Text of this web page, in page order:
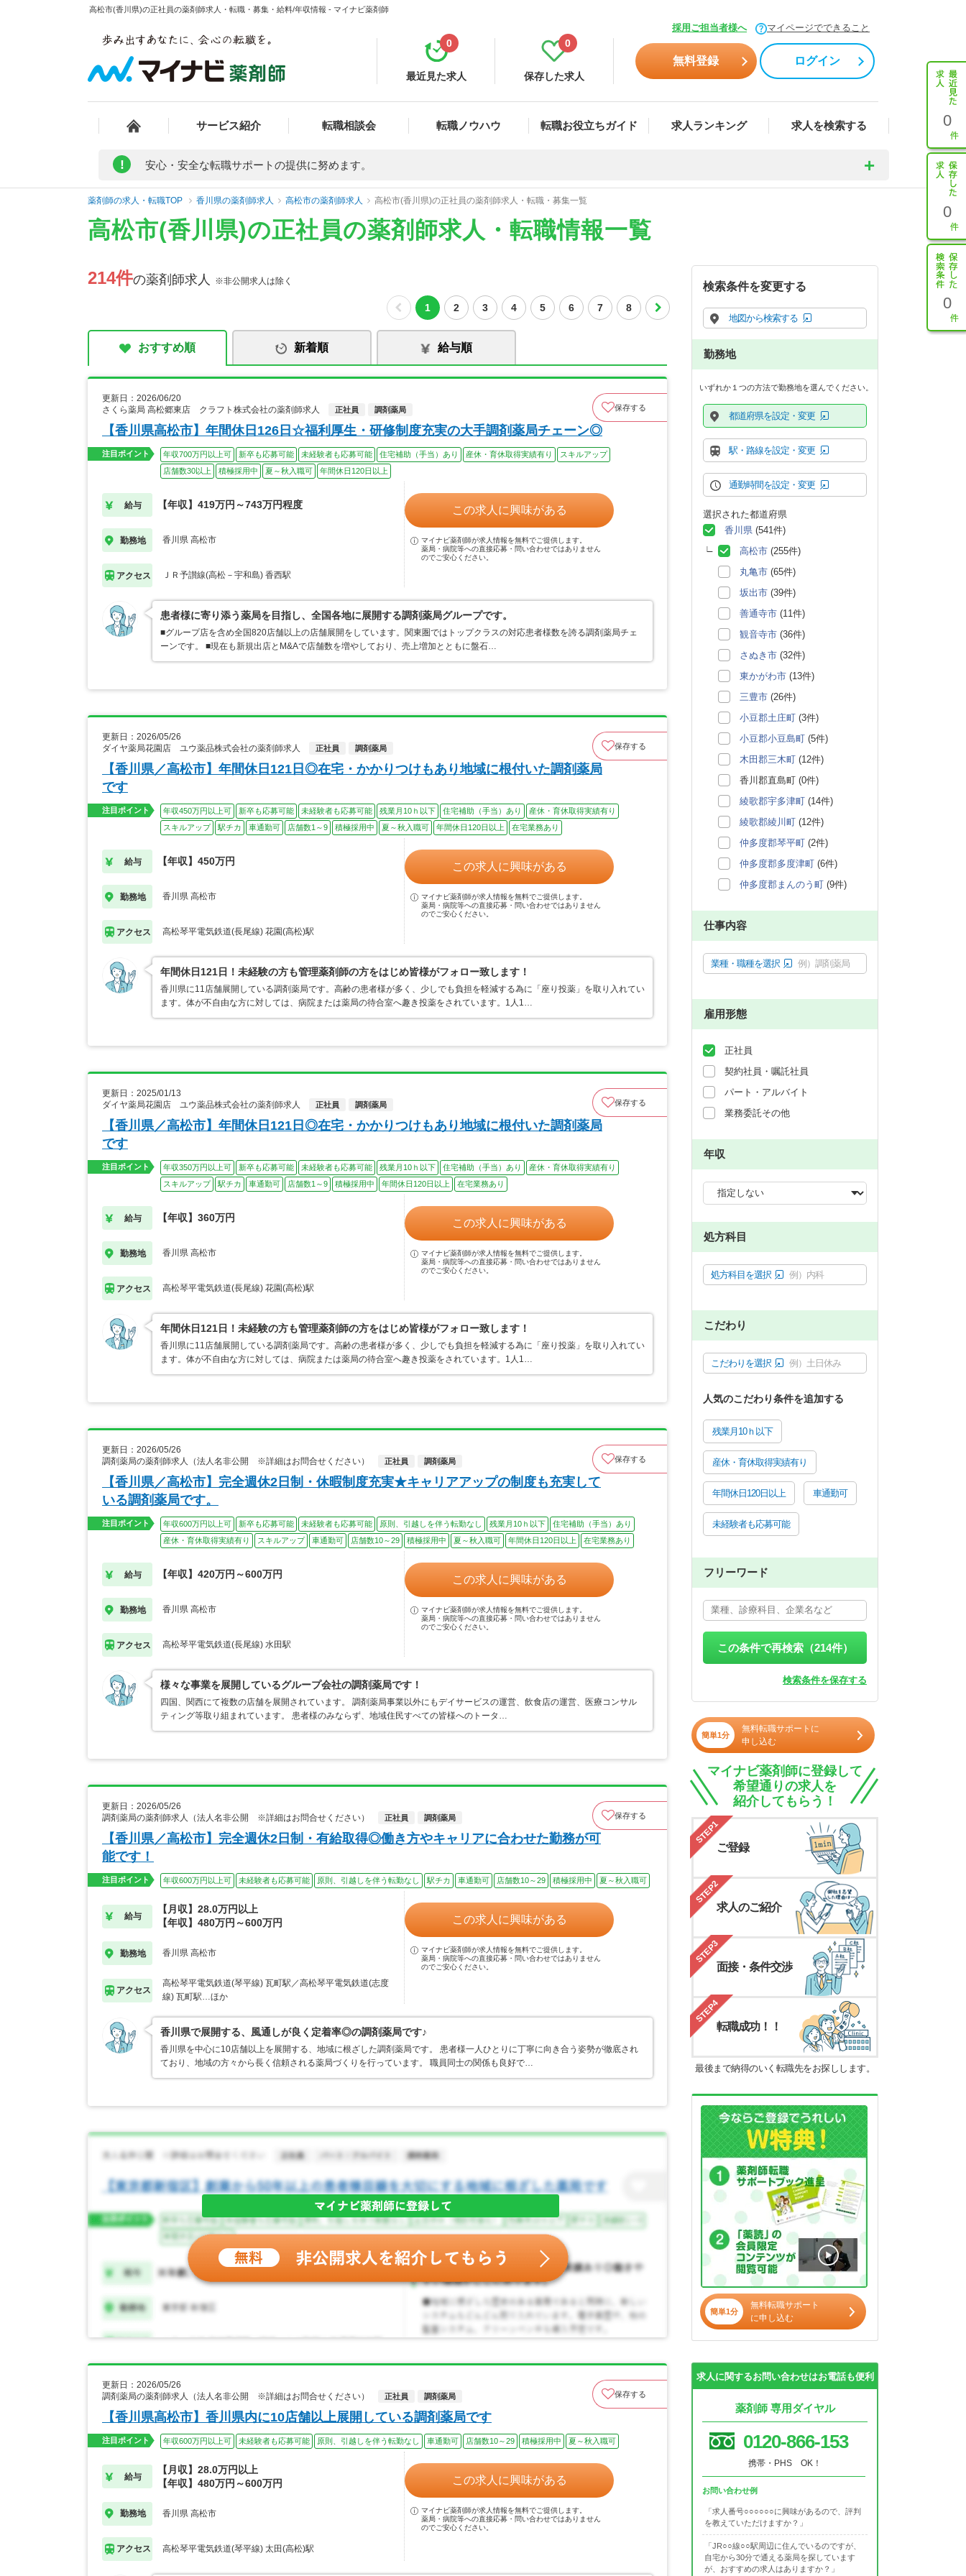
高松市(香川県)の正社員の薬剤師求人・転職・募集・給料/年収情報 - マイナビ薬剤師
採用ご担当者様へ マイページでできること
最近見た求人
0
保存した求人
0
無料登録 ログイン
サービス紹介 転職相談会 転職ノウハウ 転職お役立ちガイド 求人ランキング 求人を検索する 0
0
0
! 安心・安全な転職サポートの提供に努めます。
薬剤師の求人・転職TOP 香川県の薬剤師求人 高松市の薬剤師求人 高松市(香川県)の正社員の薬剤師求人・転職・募集一覧
高松市(香川県)の正社員の薬剤師求人・転職情報一覧
214件の薬剤師求人 ※非公開求人は除く
1 2 3 4 5 6 7 8
おすすめ順 新着順 給与順
更新日：2026/06/20
さくら薬局 高松郷東店 クラフト株式会社の薬剤師求人
正社員 調剤薬局 保存する
【香川県高松市】年間休日126日☆福利厚生・研修制度充実の大手調剤薬局チェーン◎
注目ポイント 年収700万円以上可 新卒も応募可能 未経験者も応募可能 住宅補助（手当）あり 産休・育休取得実績有り
スキルアップ
店舗数30以上
積極採用中 夏～秋入職可 年間休日120日以上
給与 【年収】419万円～743万円程度
勤務地 香川県 高松市
アクセス ＪＲ予讃線(高松－宇和島) 香西駅
この求人に興味がある
マイナビ薬剤師が求人情報を無料でご提供します。
薬局・病院等への直接応募・問い合わせではありません
のでご安心ください。
患者様に寄り添う薬局を目指し、全国各地に展開する調剤薬局グループです。
■グループ店を含め全国820店舗以上の店舗展開をしています。関東圏ではトップクラスの対応患者様数を誇る調剤薬局チェ
ーンです。 ■現在も新規出店とM&Aで店舗数を増やしており、売上増加とともに盤石…
更新日：2026/05/26
ダイヤ薬局花園店 ユウ薬品株式会社の薬剤師求人
正社員 調剤薬局 保存する
【香川県／高松市】年間休日121日◎在宅・かかりつけもあり地域に根付いた調剤薬局
です
注目ポイント 年収450万円以上可 新卒も応募可能 未経験者も応募可能 残業月10ｈ以下 住宅補助（手当）あり
産休・育休取得実績有り
スキルアップ
駅チカ 車通勤可 店舗数1～9 積極採用中 夏～秋入職可 年間休日120日以上 在宅業務あり
給与 【年収】450万円
勤務地 香川県 高松市
アクセス 高松琴平電気鉄道(長尾線) 花園(高松)駅
この求人に興味がある
マイナビ薬剤師が求人情報を無料でご提供します。
薬局・病院等への直接応募・問い合わせではありません
のでご安心ください。
年間休日121日！未経験の方も管理薬剤師の方をはじめ皆様がフォロー致します！
香川県に11店舗展開している調剤薬局です。高齢の患者様が多く、少しでも負担を軽減する為に「座り投薬」を取り入れてい
ます。体が不自由な方に対しては、病院または薬局の待合室へ趣き投薬をされています。1人1…
更新日：2025/01/13
ダイヤ薬局花園店 ユウ薬品株式会社の薬剤師求人
正社員 調剤薬局 保存する
【香川県／高松市】年間休日121日◎在宅・かかりつけもあり地域に根付いた調剤薬局
です
注目ポイント 年収350万円以上可 新卒も応募可能 未経験者も応募可能 残業月10ｈ以下 住宅補助（手当）あり
産休・育休取得実績有り
スキルアップ
駅チカ 車通勤可 店舗数1～9 積極採用中 年間休日120日以上 在宅業務あり
給与 【年収】360万円
勤務地 香川県 高松市
アクセス 高松琴平電気鉄道(長尾線) 花園(高松)駅
この求人に興味がある
マイナビ薬剤師が求人情報を無料でご提供します。
薬局・病院等への直接応募・問い合わせではありません
のでご安心ください。
年間休日121日！未経験の方も管理薬剤師の方をはじめ皆様がフォロー致します！
香川県に11店舗展開している調剤薬局です。高齢の患者様が多く、少しでも負担を軽減する為に「座り投薬」を取り入れてい
ます。体が不自由な方に対しては、病院または薬局の待合室へ趣き投薬をされています。1人1…
更新日：2026/05/26
調剤薬局の薬剤師求人（法人名非公開 ※詳細はお問合せください）
正社員 調剤薬局 保存する
【香川県／高松市】完全週休2日制・休暇制度充実★キャリアアップの制度も充実して
いる調剤薬局です。
注目ポイント 年収600万円以上可 新卒も応募可能 未経験者も応募可能 原則、引越しを伴う転勤なし 残業月10ｈ以下
住宅補助（手当）あり
産休・育休取得実績有り
スキルアップ 車通勤可 店舗数10～29 積極採用中 夏～秋入職可 年間休日120日以上 在宅業務あり
給与 【年収】420万円～600万円
勤務地 香川県 高松市
アクセス 高松琴平電気鉄道(長尾線) 水田駅
この求人に興味がある
マイナビ薬剤師が求人情報を無料でご提供します。
薬局・病院等への直接応募・問い合わせではありません
のでご安心ください。
様々な事業を展開しているグループ会社の調剤薬局です！
四国、関西にて複数の店舗を展開されています。 調剤薬局事業以外にもデイサービスの運営、飲食店の運営、医療コンサル
ティング等取り組まれています。 患者様のみならず、地域住民すべての皆様へのトータ…
更新日：2026/05/26
調剤薬局の薬剤師求人（法人名非公開 ※詳細はお問合せください）
正社員 調剤薬局 保存する
【香川県／高松市】完全週休2日制・有給取得◎働き方やキャリアに合わせた勤務が可
能です！
注目ポイント 年収600万円以上可 未経験者も応募可能 原則、引越しを伴う転勤なし 駅チカ 車通勤可 店舗数10～29 積極採用中 夏～秋入職可
給与
【月収】28.0万円以上
【年収】480万円～600万円
勤務地 香川県 高松市
アクセス
高松琴平電気鉄道(琴平線) 瓦町駅／高松琴平電気鉄道(志度
線) 瓦町駅…ほか
この求人に興味がある
マイナビ薬剤師が求人情報を無料でご提供します。
薬局・病院等への直接応募・問い合わせではありません
のでご安心ください。
香川県で展開する、風通しが良く定着率◎の調剤薬局です♪
香川県を中心に10店舗以上を展開する、地域に根ざした調剤薬局です。 患者様一人ひとりに丁寧に向き合う姿勢が徹底され
ており、地域の方々から長く信頼される薬局づくりを行っています。 職員同士の関係も良好で…
更新日：2026/05/26
調剤薬局の薬剤師求人（法人名非公開 ※詳細はお問合せください）
正社員 調剤薬局 保存する
【香川県高松市】香川県内に10店舗以上展開している調剤薬局です
注目ポイント 年収600万円以上可 未経験者も応募可能 原則、引越しを伴う転勤なし 車通勤可 店舗数10～29 積極採用中 夏～秋入職可
給与
【月収】28.0万円以上
【年収】480万円～600万円
勤務地 香川県 高松市
アクセス 高松琴平電気鉄道(琴平線) 太田(高松)駅
この求人に興味がある
マイナビ薬剤師が求人情報を無料でご提供します。
薬局・病院等への直接応募・問い合わせではありません
のでご安心ください。
検索条件を変更する
地図から検索する
勤務地
いずれか１つの方法で勤務地を選んでください。
都道府県を設定・変更
駅・路線を設定・変更
通勤時間を設定・変更
選択された都道府県
香川県 (541件)
高松市 (255件)
丸亀市 (65件)
坂出市 (39件)
善通寺市 (11件)
観音寺市 (36件)
さぬき市 (32件)
東かがわ市 (13件)
三豊市 (26件)
小豆郡土庄町 (3件)
小豆郡小豆島町 (5件)
木田郡三木町 (12件)
香川郡直島町 (0件)
綾歌郡宇多津町 (14件)
綾歌郡綾川町 (12件)
仲多度郡琴平町 (2件)
仲多度郡多度津町 (6件)
仲多度郡まんのう町 (9件)
仕事内容
業種・職種を選択 例）調剤薬局
雇用形態
正社員
契約社員・嘱託社員
パート・アルバイト
業務委託その他
年収
処方科目
処方科目を選択 例）内科
こだわり
こだわりを選択 例）土日休み
人気のこだわり条件を追加する
残業月10ｈ以下
産休・育休取得実績有り
年間休日120日以上 車通勤可
未経験者も応募可能
フリーワード
この条件で再検索（214件）
検索条件を保存する
簡単1分
無料転職サポートに
申し込む
マイナビ薬剤師に登録して
希望通りの求人を
紹介してもらう！
STEP1
ご登録
STEP2
求人のご紹介
STEP3
面接・条件交渉
STEP4
転職成功！！
最後まで納得のいく転職先をお探しします。
簡単1分
無料転職サポート
に申し込む
求人に関するお問い合わせはお電話も便利
薬剤師 専用ダイヤル
0120-866-153
携帯・PHS OK！
お問い合わせ例
「求人番号○○○○○○に興味があるので、評判
を教えていただけますか？」
「JR○○線○○駅周辺に住んでいるのですが、
自宅から30分で通える薬局を探しています
が、おすすめの求人はありますか？」